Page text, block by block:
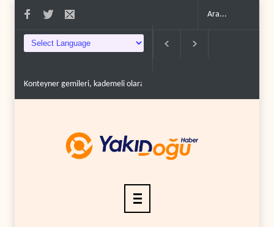
gemileri, kademeli olarak Süveyş güzergahına d..